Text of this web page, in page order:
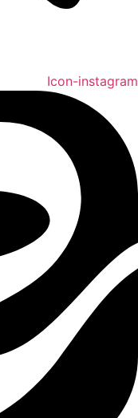
Icon-instagram